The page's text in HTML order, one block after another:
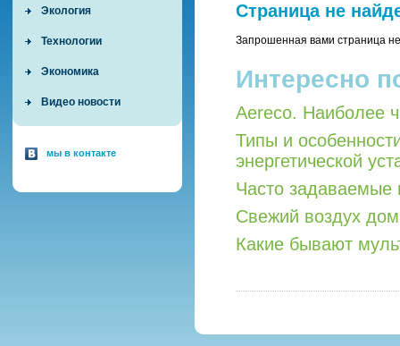
Экология
Технологии
Экономика
Видео новости
мы в контакте
Страница не
Запрошенная вами страница
Интересно
Aereco. Наиболее
Типы и
энергетической
Часто задаваемые
Свежий воздух
Какие бывают